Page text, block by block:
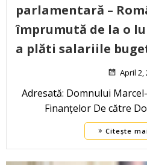
parlamentară –
împrumută de la o
a plăti salariile
April 2,
Adresată: Domnului
Finanțelor De către
Citește